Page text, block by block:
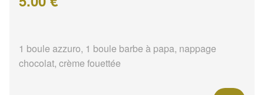
1 boule azzuro, 1 boule barbe à papa, nappage
chocolat, crème fouettée